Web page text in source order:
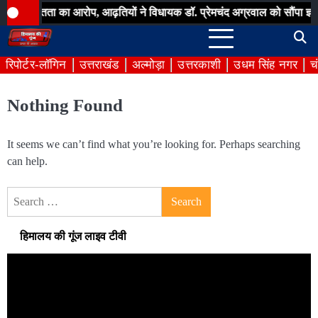
Skip
to
content
का आरोप, आढ़तियों ने विधायक डॉ. प्रेमचंद अग्रवाल को सौंपा ज्ञापन
रिपोर्टर-लॉगिन उत्तराखंड अल्मोड़ा उत्तरकाशी उधम सिंह नगर
Nothing Found
It seems we can’t find what you’re looking for. Perhaps searching
can help.
हिमालय की गूंज लाइव टीवी